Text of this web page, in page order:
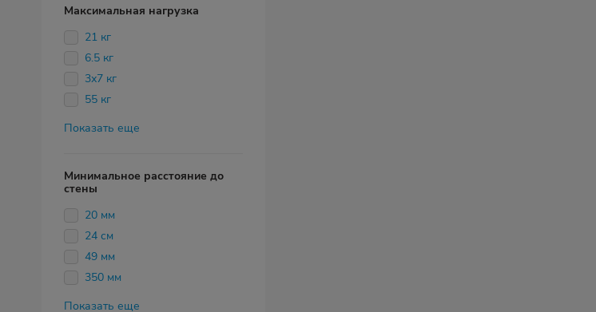
Максимальная нагрузка
21 кг
6.5 кг
3х7 кг
55 кг
Показать еще
Минимальное расстояние до
стены
20 мм
24 см
49 мм
350 мм
Показать еще